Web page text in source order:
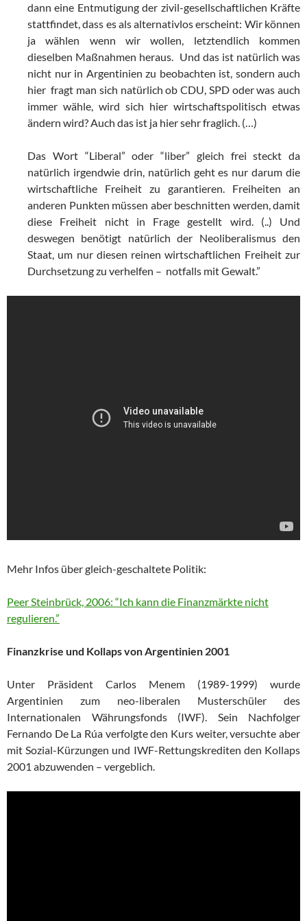
dann eine Entmutigung der zivil-gesellschaftlichen Kräfte
stattfindet, dass es als alternativlos erscheint: Wir können
ja wählen wenn wir wollen, letztendlich kommen
dieselben Maßnahmen heraus. Und das ist natürlich was
nicht nur in Argentinien zu beobachten ist, sondern auch
hier fragt man sich natürlich ob CDU, SPD oder was auch
immer wähle, wird sich hier wirtschaftspolitisch etwas
ändern wird? Auch das ist ja hier sehr fraglich. (…)
Das Wort “Liberal” oder “liber” gleich frei steckt da
natürlich irgendwie drin, natürlich geht es nur darum die
wirtschaftliche Freiheit zu garantieren. Freiheiten an
anderen Punkten müssen aber beschnitten werden, damit
diese Freiheit nicht in Frage gestellt wird. (..) Und
deswegen benötigt natürlich der Neoliberalismus den
Staat, um nur diesen reinen wirtschaftlichen Freiheit zur
Durchsetzung zu verhelfen – notfalls mit Gewalt.”
Mehr Infos über gleich-geschaltete Politik:
Peer Steinbrück, 2006: “Ich kann die Finanzmärkte nicht
regulieren.”
Finanzkrise und Kollaps von Argentinien 2001
Unter Präsident Carlos Menem (1989-1999) wurde
Argentinien zum neo-liberalen Musterschüler des
Internationalen Währungsfonds (IWF). Sein Nachfolger
Fernando De La Rúa verfolgte den Kurs weiter, versuchte aber
mit Sozial-Kürzungen und IWF-Rettungskrediten den Kollaps
2001 abzuwenden – vergeblich.